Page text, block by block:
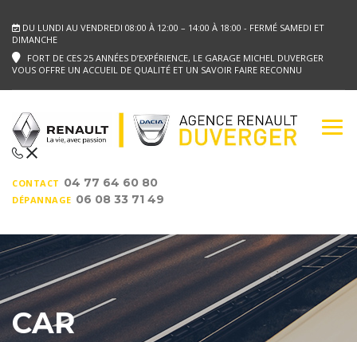
DU LUNDI AU VENDREDI 08:00 À 12:00 – 14:00 À 18:00 - FERMÉ SAMEDI ET
DIMANCHE
FORT DE CES 25 ANNÉES D’EXPÉRIENCE, LE GARAGE MICHEL DUVERGER
VOUS OFFRE UN ACCUEIL DE QUALITÉ ET UN SAVOIR FAIRE RECONNU
CONTACT 04 77 64 60 80
DÉPANNAGE 06 08 33 71 49
CAR